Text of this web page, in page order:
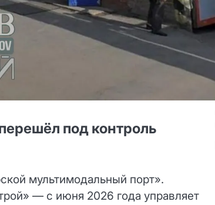
под контроль
мультимодальный порт».
— с июня 2026 года управляет